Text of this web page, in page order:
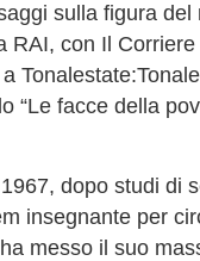
sulla figura del
RAI, con Il
“Le facce della
dopo studi di
insegnante per
messo il suo